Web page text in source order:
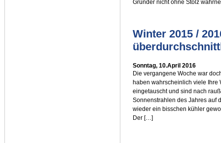
Gründer nicht ohne Stolz
Winter 2015 /
Sonntag, 10.April 2016
Die vergangene Woche war
haben wahrscheinlich viele Ihre
eingetauscht und sind nach
Sonnenstrahlen des Jahres auf
wieder ein bisschen kühler
Der […]